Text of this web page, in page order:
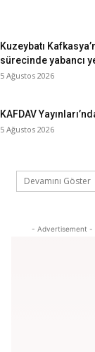
Kuzeybatı
sürecinde yabancı
5 Ağustos 2026
KAFDAV
5 Ağustos 2026
Devamını Göster
- Advertisement -